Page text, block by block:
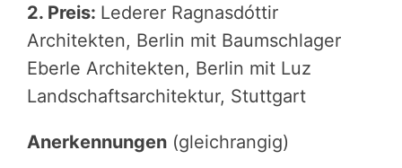
2. Preis: Lederer Ragnasdóttir
Architekten, Berlin mit Baumschlager
Eberle Architekten, Berlin mit Luz
Landschaftsarchitektur, Stuttgart
Anerkennungen (gleichrangig)